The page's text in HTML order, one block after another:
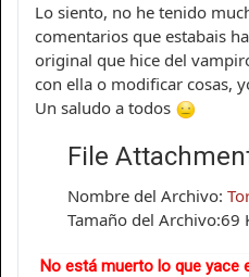
Lo siento, no he tenido
comentarios que estabais
original que hice del
con ella o modificar cosas,
Un saludo a todos
File
Nombre del Archivo:
Tamaño del Archivo:69
No está muerto lo que yace